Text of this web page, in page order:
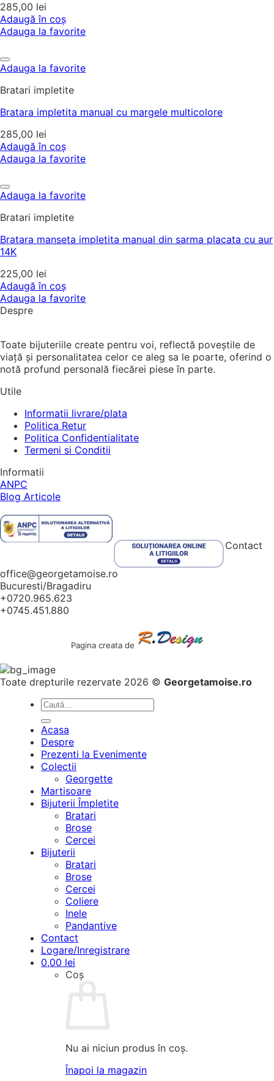
285,00 lei
Adaugă în coș
Adauga la favorite
Adauga la favorite
Bratari impletite
Bratara impletita manual cu margele multicolore
285,00 lei
Adaugă în coș
Adauga la favorite
Adauga la favorite
Bratari impletite
Bratara manseta impletita manual din sarma placata cu aur
14K
225,00 lei
Adaugă în coș
Adauga la favorite
Despre
Toate bijuteriile create pentru voi, reflectă poveștile de
viață și personalitatea celor ce aleg sa le poarte, oferind o
notă profund personală fiecărei piese în parte.
Utile
Informatii livrare/plata
Politica Retur
Politica Confidentialitate
Termeni si Conditii
Informatii
ANPC
Blog Articole
Contact
office@georgetamoise.ro
Bucuresti/Bragadiru
+0720.965.623
+0745.451.880
Pagina creata de
Toate drepturile rezervate 2026 © Georgetamoise.ro
Caută
Acasa
Despre
Prezenti la Evenimente
Colectii
Georgette
Martisoare
Bijuterii Împletite
Bratari
Brose
Cercei
Bijuterii
Bratari
Brose
Cercei
Coliere
Inele
Pandantive
Contact
Logare/Inregistrare
0,00 lei
Coș
Nu ai niciun produs în coș.
Înapoi la magazin